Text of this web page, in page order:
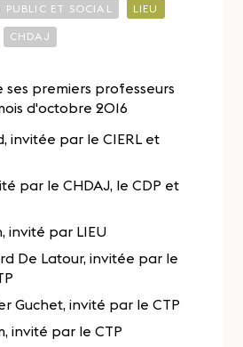
PUBLIC ET SOCIAL LIEU
CHDAJ
ses premiers professeurs
d'octobre 2016
invitée par le CIERL et
par le CHDAJ, le CDP et
invité par LIEU
De Latour, invitée par le
Guchet, invité par le CTP
invité par le CTP